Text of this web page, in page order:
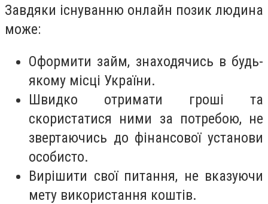
Завдяки існуванню онлайн позик людина
може:
Оформити займ, знаходячись в будь-
якому місці України.
Швидко отримати гроші та
скористатися ними за потребою, не
звертаючись до фінансової установи
особисто.
Вирішити свої питання, не вказуючи
мету використання коштів.